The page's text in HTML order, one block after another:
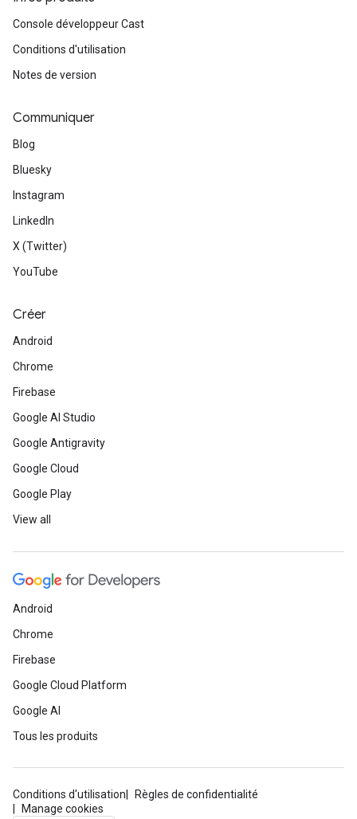
Console développeur Cast
Conditions d'utilisation
Notes de version
Communiquer
Blog
Bluesky
Instagram
LinkedIn
X (Twitter)
YouTube
Créer
Android
Chrome
Firebase
Google AI Studio
Google Antigravity
Google Cloud
Google Play
View all
Android
Chrome
Firebase
Google Cloud Platform
Google AI
Tous les produits
Conditions d'utilisation
Règles de confidentialité
Manage cookies